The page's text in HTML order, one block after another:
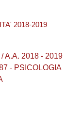
2018-2019
A.A. 2018 - 2019
- PSICOLOGIA